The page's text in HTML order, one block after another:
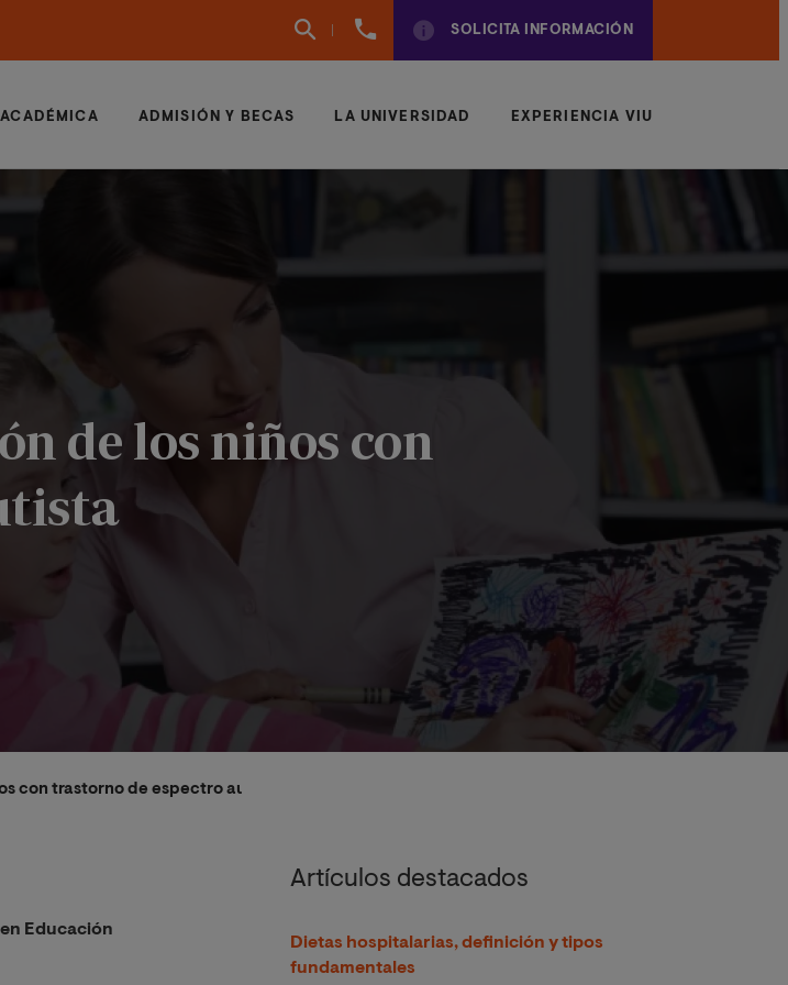
960
SOLICITA INFORMACIÓN
ADMISIÓN Y BECAS LA UNIVERSIDAD EXPERIENCIA VIU
de los niños con
con trastorno de espectro autista
Educación
Artículos destacados
Dietas hospitalarias, definición y tipos
fundamentales